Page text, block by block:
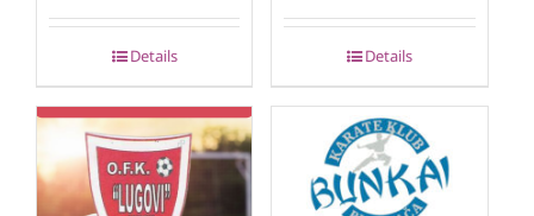
Details Details